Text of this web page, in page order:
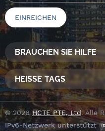
BRAUCHEN SIE HILFE
HEISSE TAGS
© 2026HCTE PTE, Ltd. Alle
IPv6-Netzwerk unterstützt